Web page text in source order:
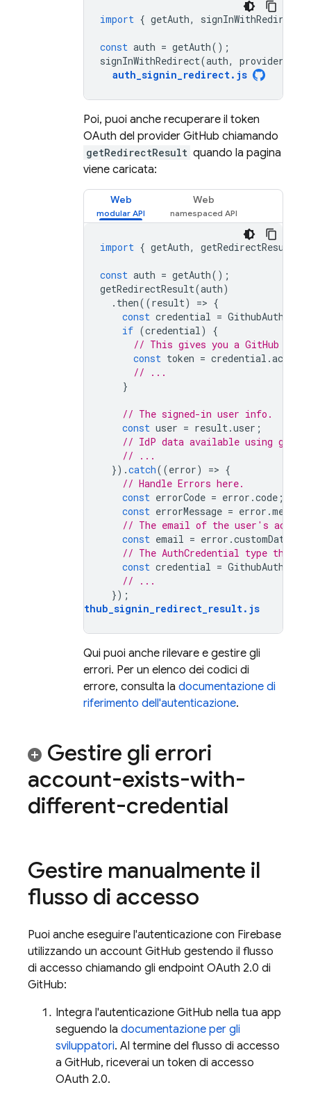
import { getAuth, signInWithRedirect
const auth = getAuth();
signInWithRedirect(auth, provider
auth_signin_redirect. js
Poi, puoi anche recuperare il token
OAuth del provider GitHub chiamando
getRedirectResult quando la pagina
viene caricata:
Web Web
import { getAuth, getRedirectResult
const auth = getAuth();
getRedirectResult(auth)
. then((result) => {
const credential =
if (credential)
{
// This gives you a GitHub
const token = credential .
// ...
}
// The signed-in user info.
const user = result.user ;
// IdP data available using
// ...
}).catch((error) => {
// Handle Errors here.
const errorCode = error .code ;
const errorMessage = error .message
// The email of the user's
const email = error .customData
// The AuthCredential type that
const credential =
// ...
});
auth_github_signin_redirect_result. js
Qui puoi anche rilevare e gestire gli
errori. Per un elenco dei codici di
errore, consulta la documentazione di
riferimento dell'autenticazione.
Gestire gli errori
account-exists-with-
different-credential
Gestire manualmente il
flusso di accesso
Puoi anche eseguire l'autenticazione con Firebase
utilizzando un account GitHub gestendo il flusso
di accesso chiamando gli endpoint OAuth 2.0 di
GitHub:
Integra l'autenticazione GitHub nella tua app
seguendo la documentazione per gli
sviluppatori. Al termine del flusso di accesso
a GitHub, riceverai un token di accesso
OAuth 2.0.